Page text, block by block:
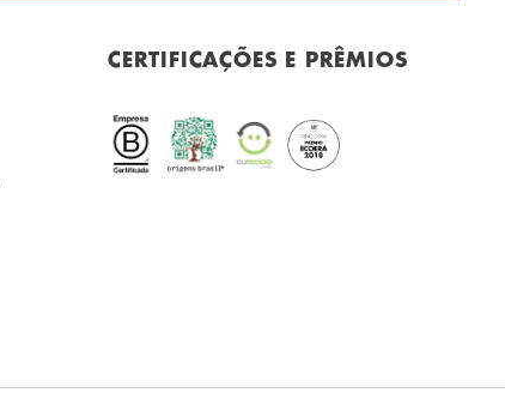
CERTIFICAÇÕES E PRÊMIOS